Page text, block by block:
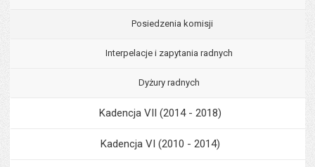
Posiedzenia komisji
Interpelacje i zapytania radnych
Dyżury radnych
Kadencja VII (2014 - 2018)
Kadencja VI (2010 - 2014)